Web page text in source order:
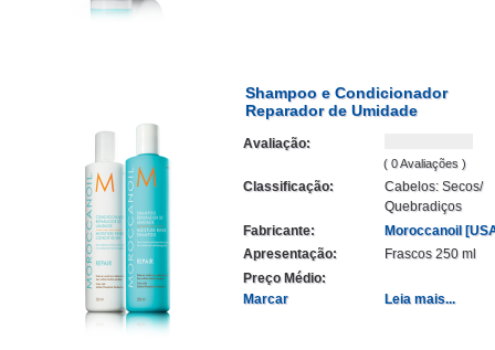
Shampoo e Condicionador
Reparador de Umidade
Avaliação:
( 0 Avaliações )
Classificação:
Cabelos: Secos/
Quebradiços
Fabricante:
Moroccanoil
Apresentação:
Frascos 250 ml
Preço Médio:
Marcar
Leia mais...